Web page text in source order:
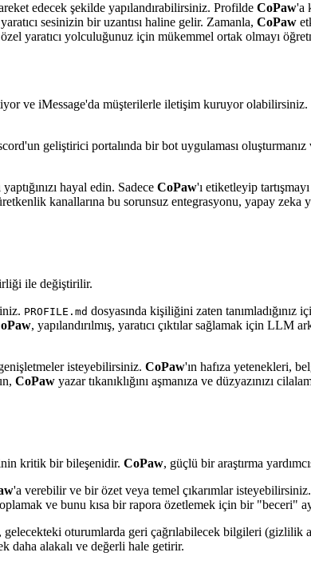
edecek şekilde yapılandırabilirsiniz. Profilde CoPaw'a
sesinizin bir uzantısı haline gelir. Zamanla, CoPaw
yaratıcı yolculuğunuz için mükemmel ortak olmayı
ve iMessage'da müşterilerle iletişim kuruyor olabilirsiniz.
geliştirici portalında bir bot uygulaması oluşturmanız
hayal edin. Sadece CoPaw'ı etiketleyip
kanallarına bu sorunsuz entegrasyonu, yapay zeka
ile değiştirilir.
PROFILE.md dosyasında kişiliğini zaten tanımladığınız
, yapılandırılmış, yaratıcı çıktılar sağlamak için LLM
isteyebilirsiniz. CoPaw'ın hafıza yetenekleri,
CoPaw yazar tıkanıklığını aşmanıza ve düzyazınızı
kritik bir bileşenidir. CoPaw, güçlü bir araştırma
'a verebilir ve bir özet veya temel çıkarımlar isteyebilirsiniz.
ve bunu kısa bir rapora özetlemek için bir "beceri"
oturumlarda geri çağrılabilecek bilgileri (gizlilik
daha alakalı ve değerli hale getirir.